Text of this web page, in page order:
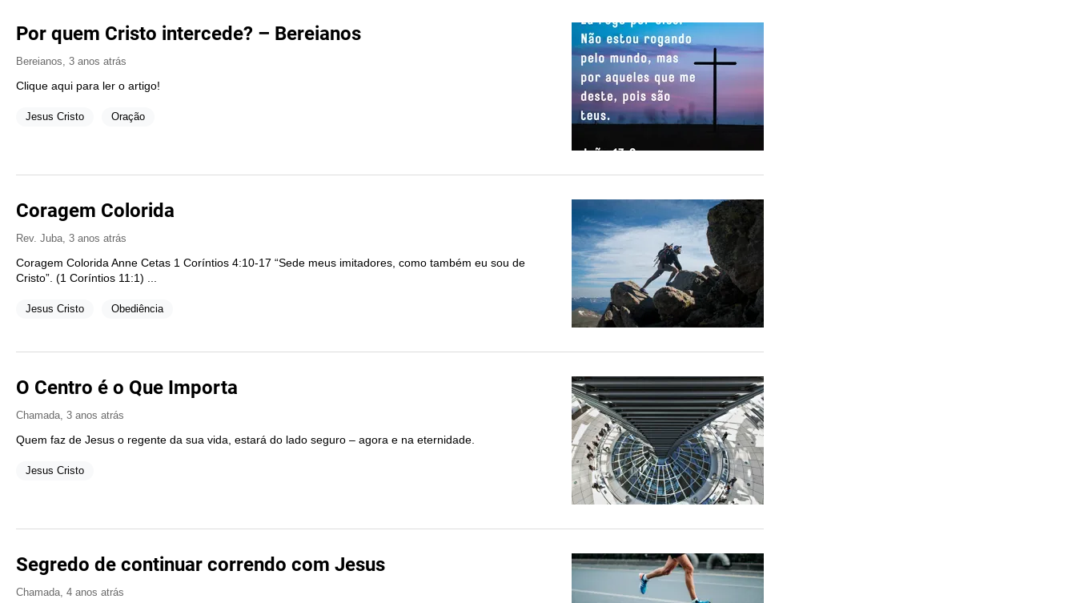
Por quem Cristo intercede? – Bereianos
Bereianos 3 anos atrás
Clique aqui para ler o artigo!
Jesus Cristo Oração
Coragem Colorida
Rev. Juba 3 anos atrás
Coragem Colorida Anne Cetas 1 Coríntios 4:10-17 “Sede meus imitadores, como também eu sou de
Cristo”. (1 Coríntios 11:1) ...
Jesus Cristo Obediência
O Centro é o Que Importa
Chamada 3 anos atrás
Quem faz de Jesus o regente da sua vida, estará do lado seguro – agora e na eternidade.
Jesus Cristo
Segredo de continuar correndo com Jesus
Chamada 4 anos atrás